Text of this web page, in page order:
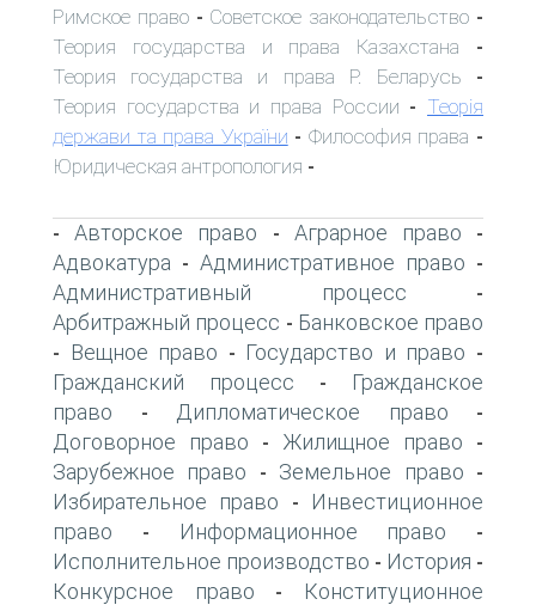
Римское право- Советское законодательство -
Теория государства и права Казахстана -
Теория государства и права Р. Беларусь -
Теория государства и права России - Теорія
держави та права України - Философия права -
Юридическая антропология -
-Авторское право - Аграрное право -
Адвокатура - Административное право -
Административный процесс -
Арбитражный процесс - Банковское право
- Вещное право - Государство и право -
Гражданский процесс -
Гражданское
право - Дипломатическое право -
Договорное право - Жилищное право -
Зарубежное право - Земельное право -
Избирательное право -
Инвестиционное
право - Информационное право -
Исполнительное производство - История -
Конкурсное право -
Конституционное